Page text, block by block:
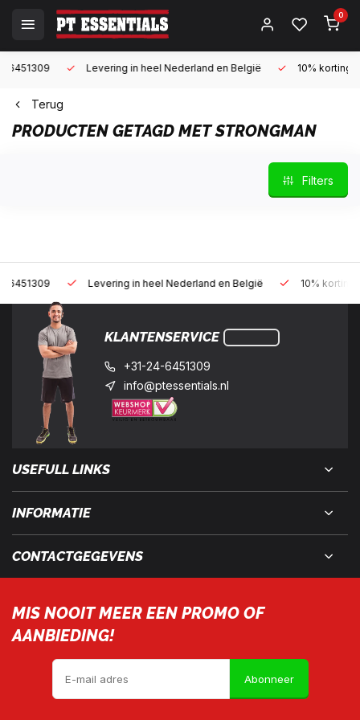
0
Levering in heel Nederland en België 10% korting met een
Terug
PRODUCTEN GETAGD MET STRONGMAN
Filters
Levering in heel Nederland en België 10% korting met een
KLANTENSERVICE
+31-24-6451309
info@ptessentials.nl
USEFULL LINKS
INFORMATIE
CONTACTGEGEVENS
MIS NOOIT MEER EEN PROMO OF
AANBIEDING!
Abonneer